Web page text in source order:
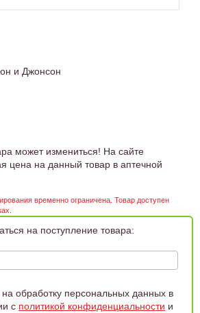
и Джонсон
может измениться! На сайте
цена на данный товар в аптечной
временно ограничена. Товар доступен
на поступление товара:
на обработку персональных данных в
с политикой конфиденциальности и